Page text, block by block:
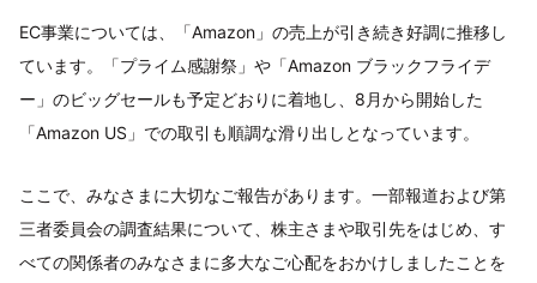
EC事業については、「Amazon」の売上が引き続き好調に推移し
ています。「プライム感謝祭」や「Amazon ブラックフライデ
ー」のビッグセールも予定どおりに着地し、8月から開始した
「Amazon US」での取引も順調な滑り出しとなっています。
ここで、みなさまに大切なご報告があります。一部報道および第
三者委員会の調査結果について、株主さまや取引先をはじめ、す
べての関係者のみなさまに多大なご心配をおかけしましたことを